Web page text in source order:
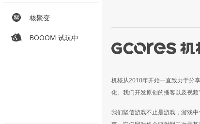
核聚变
BOOOM 试玩中
机核从2010年开始一直致力于分
化。我们开发原创的播客以及视
我们坚信游戏不止是游戏，游戏